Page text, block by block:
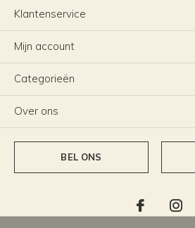
Klantenservice
Mijn account
Categorieën
Over ons
BEL ONS